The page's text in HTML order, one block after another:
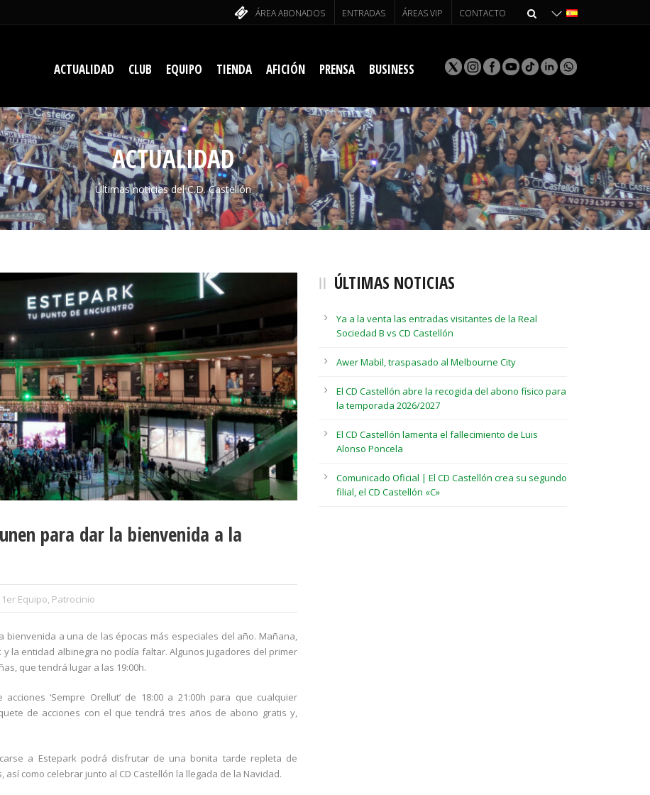
ÁREA ABONADOS ENTRADAS ÁREAS VIP CONTACTO
ACTUALIDAD CLUB EQUIPO TIENDA AFICIÓN PRENSA BUSINESS
ACTUALIDAD
Últimas noticias del C.D. Castellón
para dar la bienvenida a la
1er Equipo, Patrocinio
bienvenida a una de las épocas más especiales del año. Mañana,
la entidad albinegra no podía faltar. Algunos jugadores del primer
que tendrá lugar a las 19:00h.
‘Sempre Orellut’ de 18:00 a 21:00h para que cualquier
de acciones con el que tendrá tres años de abono gratis y,
a Estepark podrá disfrutar de una bonita tarde repleta de
como celebrar junto al CD Castellón la llegada de la Navidad.
ÚLTIMAS NOTICIAS
Ya a la venta las entradas visitantes de la Real
Sociedad B vs CD Castellón
Awer Mabil, traspasado al Melbourne City
El CD Castellón abre la recogida del abono físico para
la temporada 2026/2027
El CD Castellón lamenta el fallecimiento de Luis
Alonso Poncela
Comunicado Oficial | El CD Castellón crea su segundo
filial, el CD Castellón «C»